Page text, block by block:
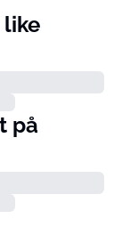
like
på